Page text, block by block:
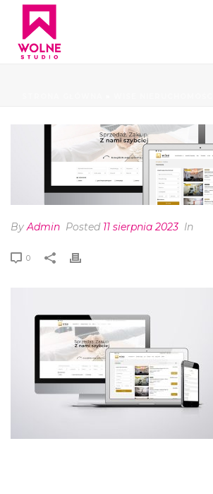
By Admin Posted 11 sierpnia 2023 In
0